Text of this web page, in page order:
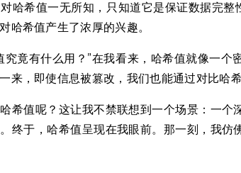
哈希值一无所知，只知道它是保证数据完整
哈希值产生了浓厚的兴趣。
究竟有什么用？”在我看来，哈希值就像一个
来，即使信息被篡改，我们也能通过对比哈
希值呢？这让我不禁联想到一个场景：一个
终于，哈希值呈现在我眼前。那一刻，我仿